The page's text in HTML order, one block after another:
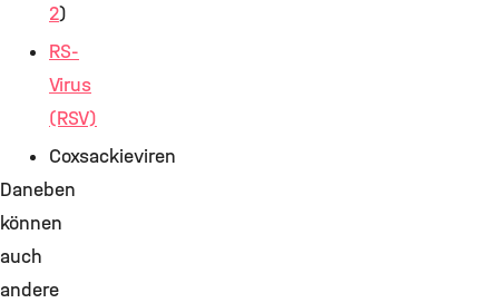
2)
RS-
Virus
(RSV)
Coxsackieviren
Daneben
können
auch
andere